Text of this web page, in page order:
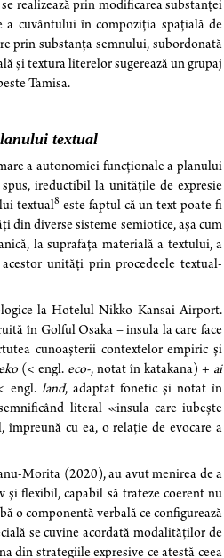
realizează prin modificarea substanței
a cuvântului în compoziția spațială de
prin substanța semnului, subordonată
și textura literelor sugerează un grupaj
Tamisa.
textual
a autonomiei funcționale a planului
ireductibil la unitățile de expresie
textual8 este faptul că un text poate fi
din diverse sisteme semiotice, așa cum
la suprafața materială a textului, a
unități prin procedeele textual-
la Hotelul Nikko Kansai Airport.
în Golful Osaka – insula la care face
cunoașterii contextelor empiric și
eko(< engl. eco-, notat în katakana) + ai
engl. land, adaptat fonetic și notat în
literal «insula care iubește
împreună cu ea, o relație de evocare a
Morita (2020), au avut menirea de a
și flexibil, capabil să trateze coerent nu
o componentă verbală ce configurează
se cuvine acordată modalităților de
din strategiile expresive ce atestă ceea